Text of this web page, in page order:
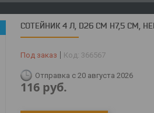
СОТЕЙНИК 4 Л, D26 СМ H7,5 СМ,
Под заказ Код: 366567
Отправка с 20 августа 2026
116 руб.